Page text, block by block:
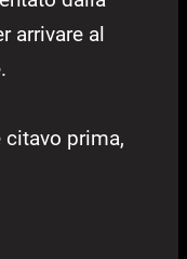
arrivare al
prima,